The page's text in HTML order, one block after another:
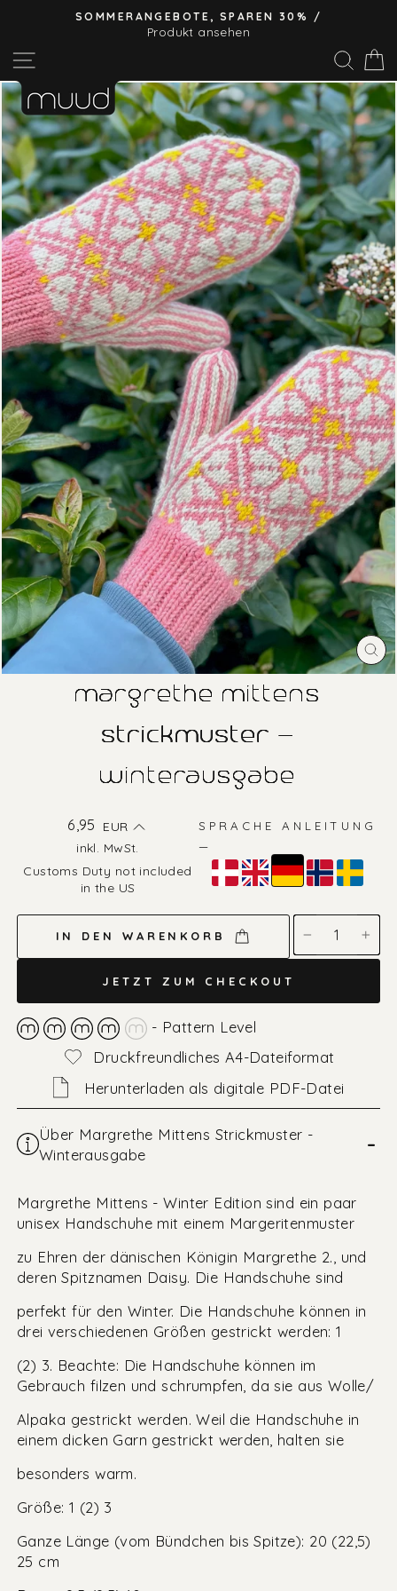
Inhalt
Pause
SOMMERANGEBOTE, SPAREN 30% /
Produkt ansehen
margrethe mittens
strickmuster -
winterausgabe
6,95 Normaler
Preis
EUR
inkl. MwSt.
Customs Duty not included
in the US
SPRACHE ANLEITUNG
—
Farbe
Deutsch
IN DEN WARENKORB
JETZT ZUM CHECKOUT
- Pattern Level
Druckfreundliches A4-Dateiformat
Herunterladen als digitale PDF-Datei
Über Margrethe Mittens Strickmuster -
Winterausgabe
–
Margrethe Mittens - Winter Edition sind ein paar
unisex Handschuhe mit einem Margeritenmuster
zu Ehren der dänischen Königin Margrethe 2., und
deren Spitznamen Daisy. Die Handschuhe sind
perfekt für den Winter. Die Handschuhe können in
drei verschiedenen Größen gestrickt werden: 1
(2) 3. Beachte: Die Handschuhe können im
Gebrauch filzen und schrumpfen, da sie aus Wolle/
Alpaka gestrickt werden. Weil die Handschuhe in
einem dicken Garn gestrickt werden, halten sie
besonders warm.
Größe: 1 (2) 3
Ganze Länge (vom Bündchen bis Spitze): 20 (22,5)
25 cm